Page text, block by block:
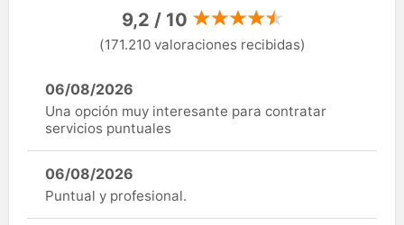
9,2 / 10
(171.210 valoraciones recibidas)
06/08/2026
Una opción muy interesante para contratar
servicios puntuales
06/08/2026
Puntual y profesional.